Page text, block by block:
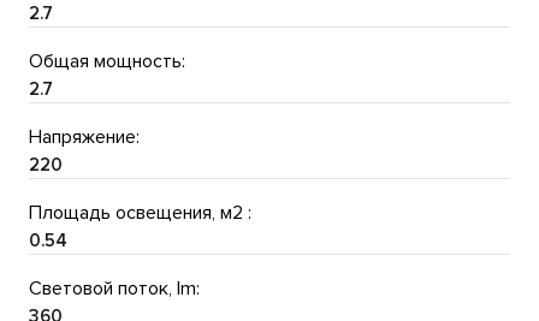
2.7
Общая мощность:
2.7
Напряжение:
220
Площадь освещения, м2 :
0.54
Световой поток, lm:
360